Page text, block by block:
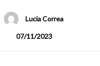
Lucia Correa
07/11/2023